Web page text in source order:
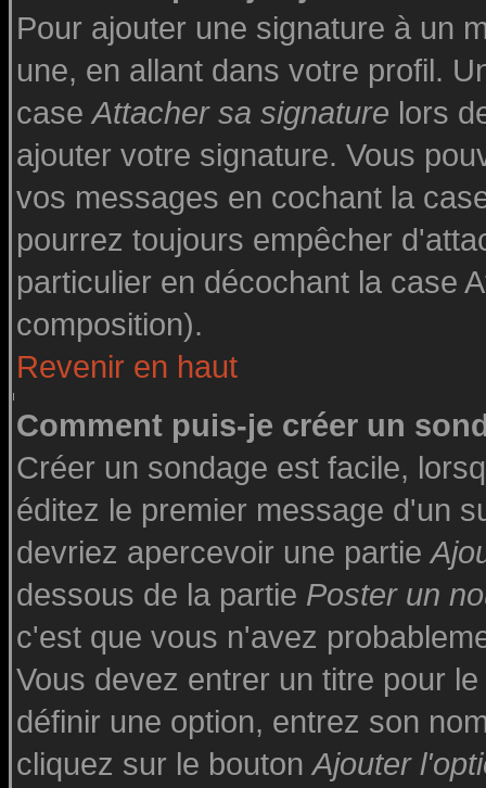
Pour ajouter une signature à un
une, en allant dans votre profil.
caseAttacher sa signature lors
ajouter votre signature. Vous
vos messages en cochant la
pourrez toujours empêcher
particulier en décochant la case
composition).
Revenir en haut
Comment puis-je créer un
Créer un sondage est facile,
éditez le premier message d'un
devriez apercevoir une partie
dessous de la partie Poster un
c'est que vous n'avez
Vous devez entrer un titre pour
définir une option, entrez son
cliquez sur le boutonAjouter